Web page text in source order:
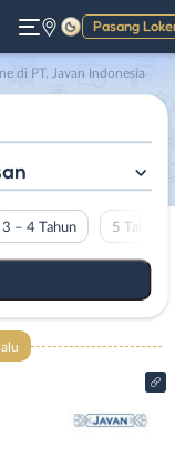
Pasang
Gelap
di PT. Javan Indonesia
3 – 4 Tahun 5 Tahun